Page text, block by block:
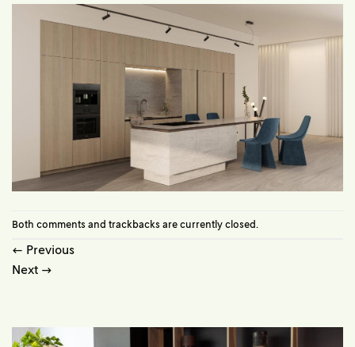
Both comments and trackbacks are currently closed.
← Previous
Next →